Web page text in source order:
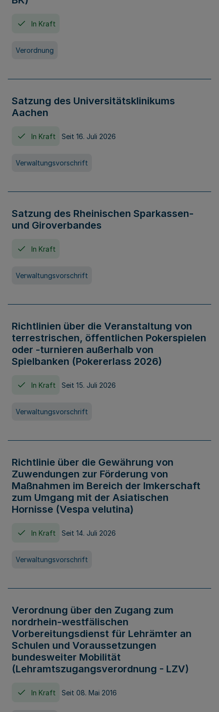
In Kraft
Verordnung
Satzung des Universitätsklinikums
Aachen
In Kraft Seit 16. Juli 2026
Verwaltungsvorschrift
Satzung des Rheinischen Sparkassen-
und Giroverbandes
In Kraft
Verwaltungsvorschrift
Richtlinien über die Veranstaltung von
terrestrischen, öffentlichen Pokerspielen
oder -turnieren außerhalb von
Spielbanken (Pokererlass 2026)
In Kraft Seit 15. Juli 2026
Verwaltungsvorschrift
Richtlinie über die Gewährung von
Zuwendungen zur Förderung von
Maßnahmen im Bereich der Imkerschaft
zum Umgang mit der Asiatischen
Hornisse (Vespa velutina)
In Kraft Seit 14. Juli 2026
Verwaltungsvorschrift
Verordnung über den Zugang zum
nordrhein-westfälischen
Vorbereitungsdienst für Lehrämter an
Schulen und Voraussetzungen
bundesweiter Mobilität
(Lehramtszugangsverordnung - LZV)
In Kraft Seit 08. Mai 2016